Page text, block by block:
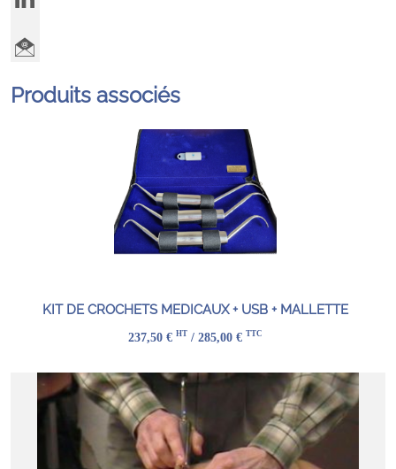
Produits associés
KIT DE CROCHETS MEDICAUX + USB + MALLETTE
237,50 € HT / 285,00 € TTC